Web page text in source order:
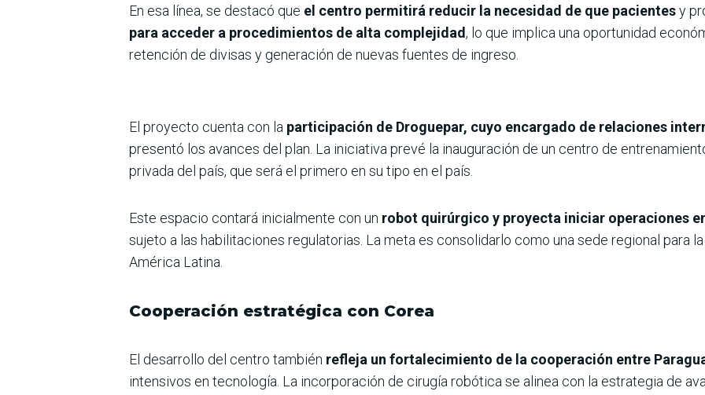
En esa línea, se destacó que el centro permitirá reducir la necesidad de que pacientesy
para acceder a procedimientos de alta complejidad, lo que implica una oportunidad
retención de divisas y generación de nuevas fuentes de ingreso.
El proyecto cuenta con la participación de Droguepar, cuyo encargado de relaciones
presentó los avances del plan. La iniciativa prevé la inauguración de un centro de
privada del país, que será el primero en su tipo en el país.
Este espacio contará inicialmente con un robot quirúrgico y proyecta iniciar operaciones
sujeto a las habilitaciones regulatorias. La meta es consolidarlo como una sede regional para
América Latina.
Cooperación estratégica con Corea
El desarrollo del centro también refleja un fortalecimiento de la cooperación entre
intensivos en tecnología. La incorporación de cirugía robótica se alinea con la estrategia de